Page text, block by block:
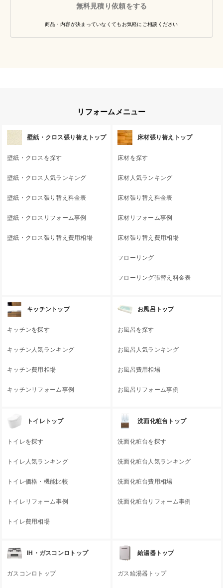
無料見積り依頼をする
商品・内容が決まっていなくてもお気軽にご相談ください
リフォームメニュー
壁紙・クロス張り替えトップ
壁紙・クロスを探す
壁紙・クロス人気ランキング
壁紙・クロス張り替え料金表
壁紙・クロスリフォーム事例
壁紙・クロス張り替え費用相場
床材張り替えトップ
床材を探す
床材人気ランキング
床材張り替え料金表
床材リフォーム事例
床材張り替え費用相場
フローリング
フローリング張替え料金表
キッチントップ
キッチンを探す
キッチン人気ランキング
キッチン費用相場
キッチンリフォーム事例
お風呂トップ
お風呂を探す
お風呂人気ランキング
お風呂費用相場
お風呂リフォーム事例
トイレトップ
トイレを探す
トイレ人気ランキング
トイレ価格・機能比較
トイレリフォーム事例
トイレ費用相場
洗面化粧台トップ
洗面化粧台を探す
洗面化粧台人気ランキング
洗面化粧台費用相場
洗面化粧台リフォーム事例
IH・ガスコンロトップ
ガスコンロトップ
給湯器トップ
ガス給湯器トップ